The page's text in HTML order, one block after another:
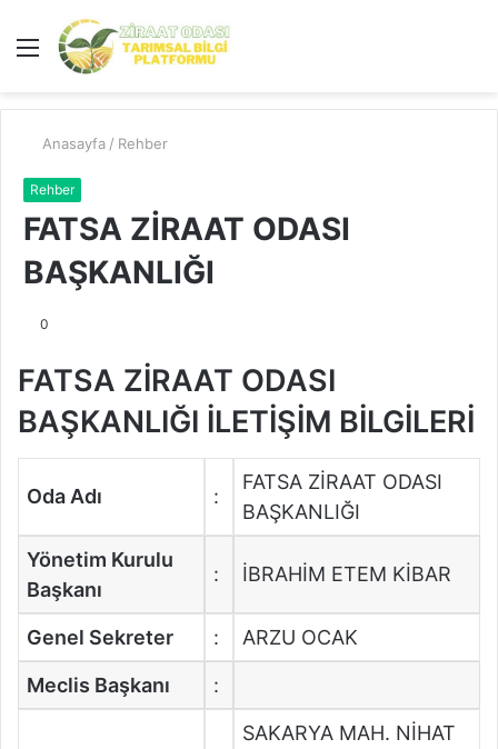
Menü
...
Anasayfa / Rehber
Rehber
FATSA ZİRAAT ODASI
BAŞKANLIĞI
0
FATSA ZİRAAT ODASI
BAŞKANLIĞI İLETİŞİM BİLGİLERİ
Oda Adı :
FATSA ZİRAAT ODASI
BAŞKANLIĞI
Yönetim Kurulu
Başkanı
: İBRAHİM ETEM KİBAR
Genel Sekreter : ARZU OCAK
Meclis Başkanı :
SAKARYA MAH. NİHAT